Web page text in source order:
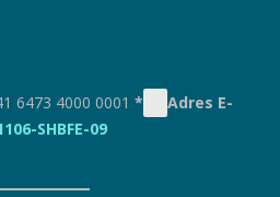
6473 4000 0001 *
Adres E-
SHBFE-09